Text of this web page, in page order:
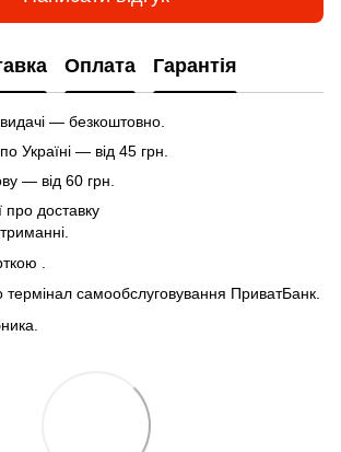
Оплата Гарантія
— безкоштовно.
Україні — від 45 грн.
— від 60 грн.
про доставку
.
термінал самообслуговування ПриватБанк.